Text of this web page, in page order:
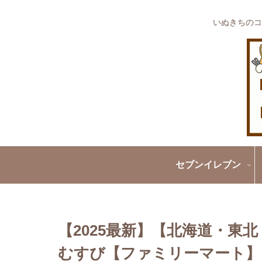
いぬきちの
セブンイレブン
【2025最新】【北海道・東
むすび【ファミリーマート】